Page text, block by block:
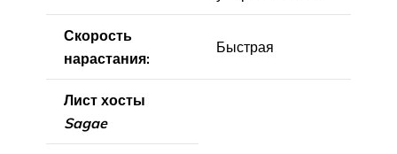
Скорость
нарастания:
Быстрая
Лист хосты
Sagae